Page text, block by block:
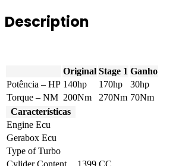
140hp
quantity
Description
Original Stage 1 Ganho
Potência – HP 140hp 170hp
30hp
Torque – NM 200Nm 270Nm 70Nm
Características
Engine Ecu
Gerabox Ecu
Type of Turbo
Cylider Content
1399 CC